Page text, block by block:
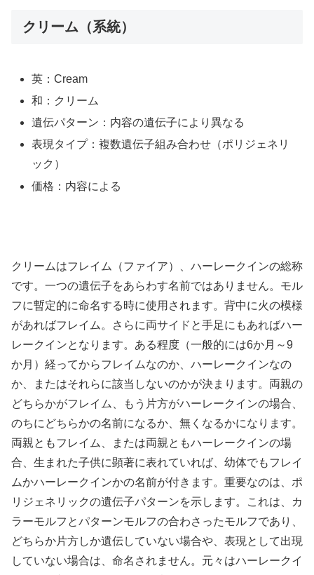
クリーム（系統）
英：Cream
和：クリーム
遺伝パターン：内容の遺伝子により異なる
表現タイプ：複数遺伝子組み合わせ（ポリジェネリ
ック）
価格：内容による
クリームはフレイム（ファイア）、ハーレークインの総称
です。一つの遺伝子をあらわす名前ではありません。モル
フに暫定的に命名する時に使用されます。背中に火の模様
があればフレイム。さらに両サイドと手足にもあればハー
レークインとなります。ある程度（一般的には6か月～9
か月）経ってからフレイムなのか、ハーレークインなの
か、またはそれらに該当しないのかが決まります。両親の
どちらかがフレイム、もう片方がハーレークインの場合、
のちにどちらかの名前になるか、無くなるかになります。
両親ともフレイム、または両親ともハーレークインの場
合、生まれた子供に顕著に表れていれば、幼体でもフレイ
ムかハーレークインかの名前が付きます。重要なのは、ポ
リジェネリックの遺伝子パターンを示します。これは、カ
ラーモルフとパターンモルフの合わさったモルフであり、
どちらか片方しか遺伝していない場合や、表現として出現
していない場合は、命名されません。元々はハーレークイ